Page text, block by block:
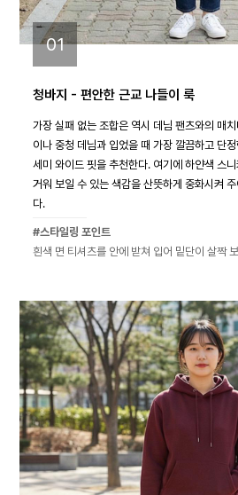
01
청바지 - 편안한 근교 나들이 룩
가장 실패 없는 조합은 역시 데님 팬츠와의 매
이나 중청 데님과 입었을 때 가장 깔끔하고 단
세미 와이드 핏을 추천한다. 여기에 하얀색 스
거워 보일 수 있는 색감을 산뜻하게 중화시켜
다.
#스타일링 포인트
흰색 면 티셔츠를 안에 받쳐 입어 밑단이 살짝